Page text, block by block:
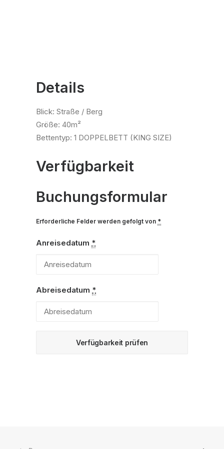
Details
Blick: Straße / Berg
Größe: 40m²
Bettentyp: 1 DOPPELBETT (KING SIZE)
Verfügbarkeit
Buchungsformular
Erforderliche Felder werden gefolgt von *
Anreisedatum *
Abreisedatum *